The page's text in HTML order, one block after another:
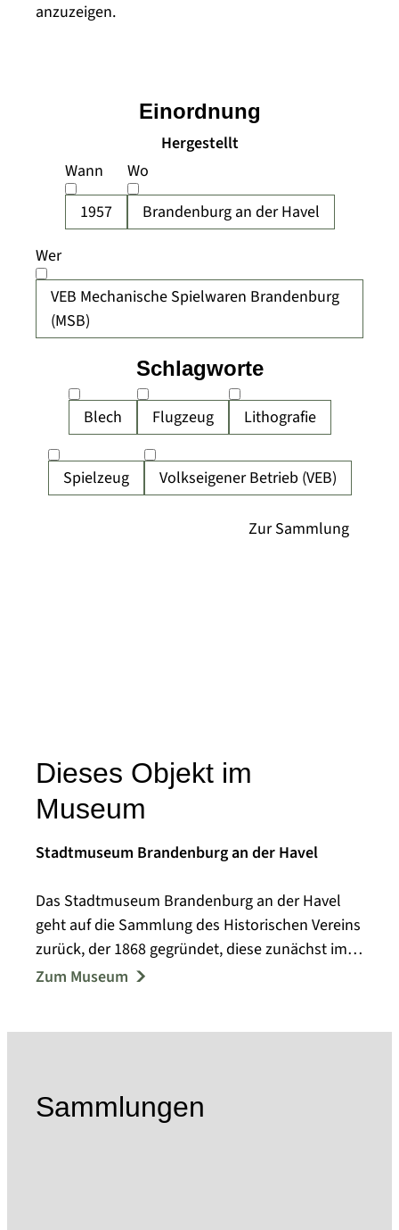
anzuzeigen.
Hergestellt
Wann
1957
Wo
Brandenburg an der Havel
Wer
VEB Mechanische Spielwaren Brandenburg
(MSB)
Blech Flugzeug Lithografie
Spielzeug Volkseigener Betrieb (VEB)
Einordnung
Schlagworte
Dieses Objekt im
Museum
Stadtmuseum Brandenburg an der Havel
Das Stadtmuseum Brandenburg an der Havel
geht auf die Sammlung des Historischen Vereins
zurück, der 1868 gegründet, diese zunächst im
Steintorturm, ab 1923 im barocken Frey-Haus
übergaben seine Erben 1939 der Stadt über,
ebenso übergab der Historische Verein die
Zum Museum
Sammlungen